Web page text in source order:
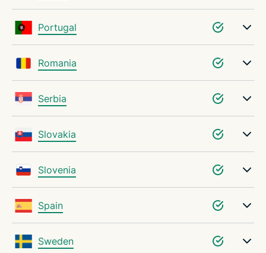
Portugal
Romania
Serbia
Slovakia
Slovenia
Spain
Sweden